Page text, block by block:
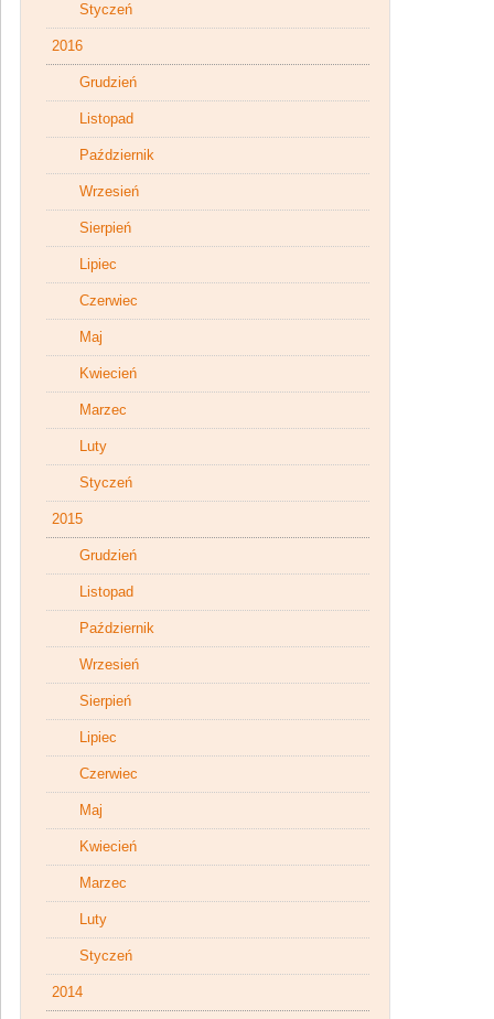
Styczeń
2016
Grudzień
Listopad
Październik
Wrzesień
Sierpień
Lipiec
Czerwiec
Maj
Kwiecień
Marzec
Luty
Styczeń
2015
Grudzień
Listopad
Październik
Wrzesień
Sierpień
Lipiec
Czerwiec
Maj
Kwiecień
Marzec
Luty
Styczeń
2014